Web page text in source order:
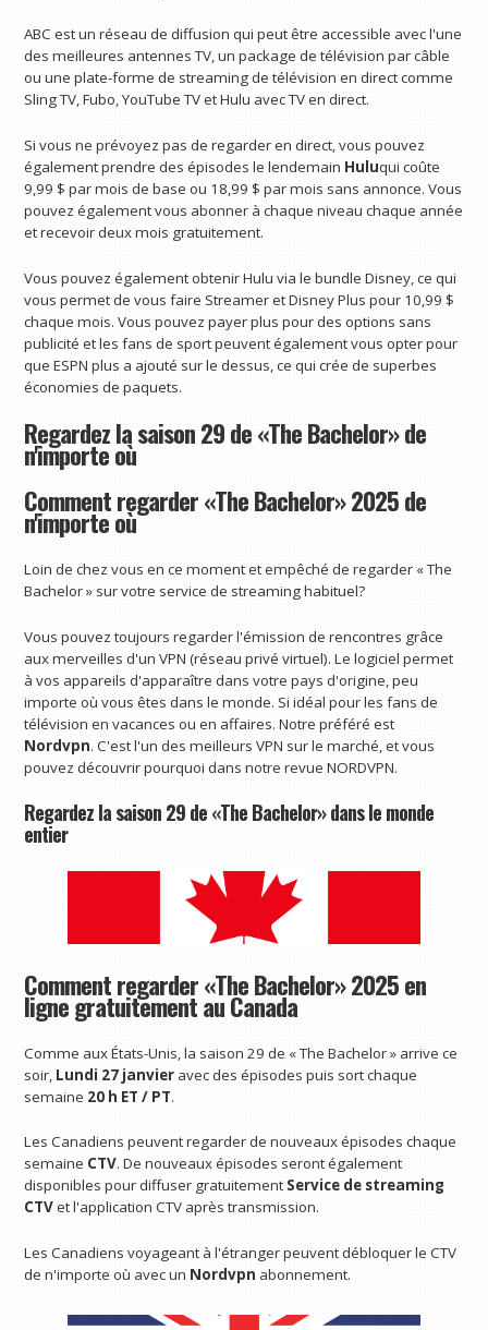
ABC est un réseau de diffusion qui peut être accessible avec l'une
des meilleures antennes TV, un package de télévision par câble
ou une plate-forme de streaming de télévision en direct comme
Sling TV, Fubo, YouTube TV et Hulu avec TV en direct.
Si vous ne prévoyez pas de regarder en direct, vous pouvez
également prendre des épisodes le lendemain Huluqui coûte
9,99 $ par mois de base ou 18,99 $ par mois sans annonce. Vous
pouvez également vous abonner à chaque niveau chaque année
et recevoir deux mois gratuitement.
Vous pouvez également obtenir Hulu via le bundle Disney, ce qui
vous permet de vous faire Streamer et Disney Plus pour 10,99 $
chaque mois. Vous pouvez payer plus pour des options sans
publicité et les fans de sport peuvent également vous opter pour
que ESPN plus a ajouté sur le dessus, ce qui crée de superbes
économies de paquets.
Regardez la saison 29 de «The Bachelor» de
n'importe où
Comment regarder «The Bachelor» 2025 de
n'importe où
Loin de chez vous en ce moment et empêché de regarder « The
Bachelor » sur votre service de streaming habituel?
Vous pouvez toujours regarder l'émission de rencontres grâce
aux merveilles d'un VPN (réseau privé virtuel). Le logiciel permet
à vos appareils d'apparaître dans votre pays d'origine, peu
importe où vous êtes dans le monde. Si idéal pour les fans de
télévision en vacances ou en affaires. Notre préféré est
Nordvpn. C'est l'un des meilleurs VPN sur le marché, et vous
pouvez découvrir pourquoi dans notre revue NORDVPN.
Regardez la saison 29 de «The Bachelor» dans le monde
entier
Comment regarder «The Bachelor» 2025 en
ligne gratuitement au Canada
Comme aux États-Unis, la saison 29 de « The Bachelor » arrive ce
soir, Lundi 27 janvier avec des épisodes puis sort chaque
semaine 20 h ET / PT.
Les Canadiens peuvent regarder de nouveaux épisodes chaque
semaine CTV. De nouveaux épisodes seront également
disponibles pour diffuser gratuitement Service de streaming
CTVet l'application CTV après transmission.
Les Canadiens voyageant à l'étranger peuvent débloquer le CTV
de n'importe où avec un Nordvpn abonnement.